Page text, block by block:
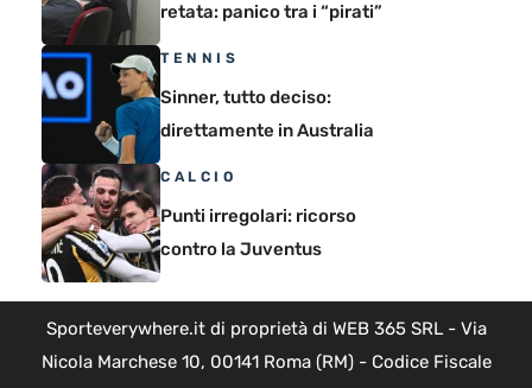
retata: panico tra i “pirati”
TENNIS
Sinner, tutto deciso:
direttamente in Australia
CALCIO
Punti irregolari: ricorso
contro la Juventus
Sporteverywhere.it di proprietà di WEB 365 SRL - Via
Nicola Marchese 10, 00141 Roma (RM) - Codice Fiscale